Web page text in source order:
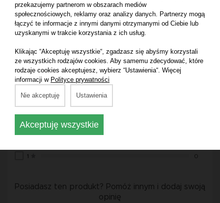
Opinie o produkcie:
Średnia ocena:
0.0
na podstawie 0 ocen
4
3
1 0
Posiadasz ten produkt? Pomóż innym i dodaj swoją
opinię
przekazujemy partnerom w obszarach mediów
społecznościowych, reklamy oraz analizy danych. Partnerzy mogą
łączyć te informacje z innymi danymi otrzymanymi od Ciebie lub
uzyskanymi w trakcie korzystania z ich usług.
Klikając “Akceptuję wszystkie“, zgadzasz się abyśmy korzystali
ze wszystkich rodzajów cookies. Aby samemu zdecydować, które
rodzaje cookies akceptujesz, wybierz “Ustawienia“. Więcej
informacji w Polityce prywatności
Nie akceptuję Ustawienia
Akceptuję wszystkie